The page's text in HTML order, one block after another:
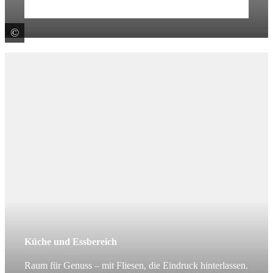
©
Küche und Essbereich
Raum für Genuss – mit Fliesen, die Eindruck hinterlassen.